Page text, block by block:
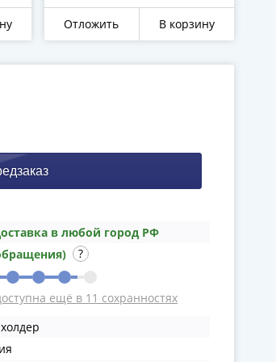
Отложить В корзину
в любой город РФ
ещё в 11 сохранностях